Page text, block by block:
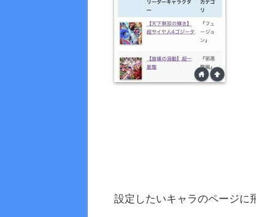
設定したいキャラのページに